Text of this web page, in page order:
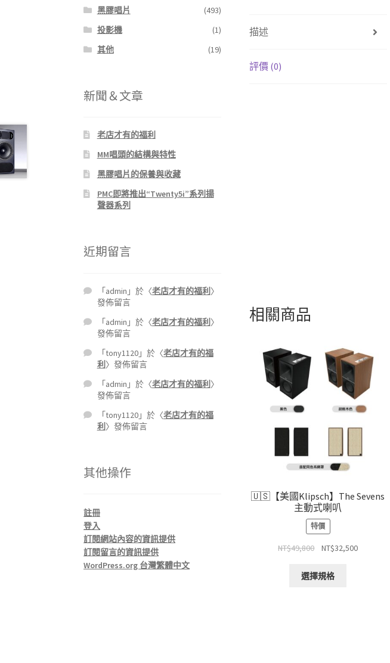
描述
評價 (0)
相關商品
🇺🇸【美國Klipsch】The Sevens
主動式喇叭
特價
NT$49,800
原
價
NT$32,500目
選擇規格
黑膠唱片
(493)
投影機
(1)
其他
(19)
新聞＆文章
老店才有的福利
MM唱頭的結構與特性
黑膠唱片的保養與收藏
PMC即將推出“Twenty5i”系列揚
聲器系列
近期留言
「admin 」於〈老店才有的福利 〉
發佈留言
「admin 」於〈老店才有的福利 〉
發佈留言
「tony1120」於〈老店才有的福
利 〉發佈留言
「admin 」於〈老店才有的福利 〉
發佈留言
「tony1120」於〈老店才有的福
利 〉發佈留言
其他操作
註冊
登入
訂閱網站內容的資訊提供
訂閱留言的資訊提供
WordPress.org 台灣繁體中文